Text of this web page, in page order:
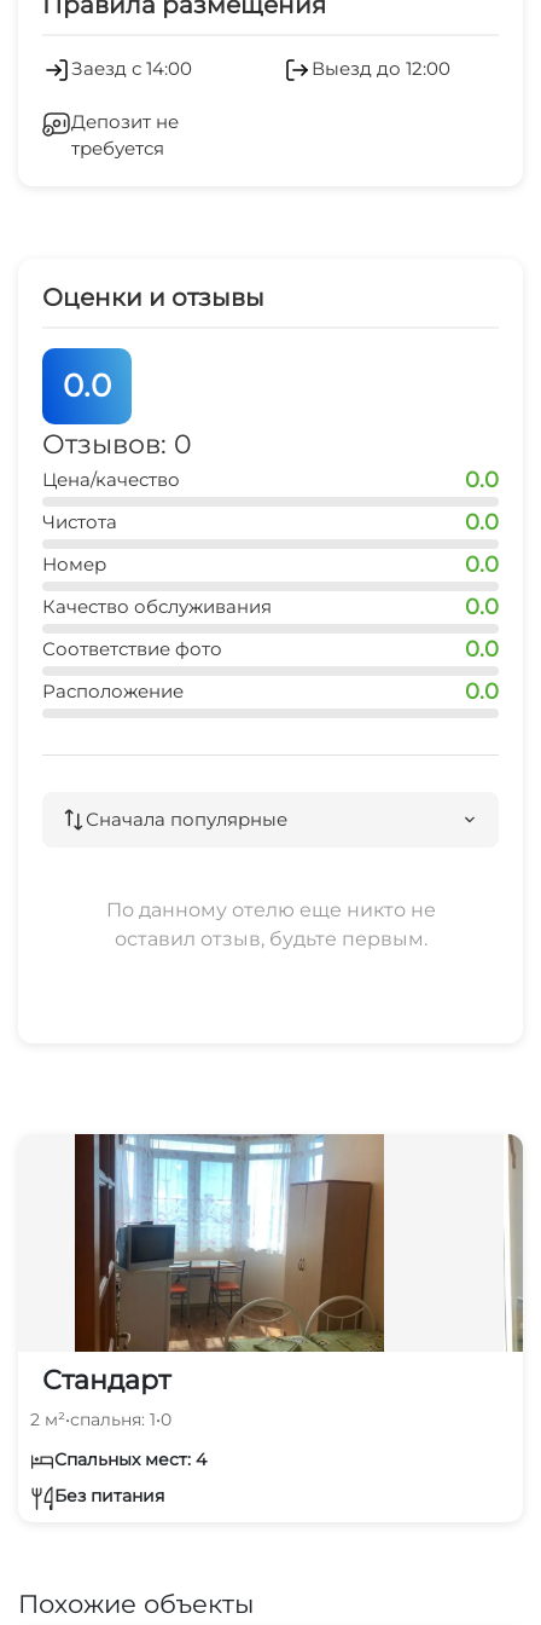
центр развлечений
рынок
магазин продукты
10 мин
Беседка
Заезд с 14:00 Выезд до 12:00
Депозит не
требуется
Оценки и отзывы
0.0
Отзывов: 0
Цена/качество 0.0
Чистота 0.0
Номер 0.0
Качество обслуживания 0.0
Соответствие фото 0.0
Расположение 0.0
Сначала популярные
По данному отелю еще никто не
оставил отзыв, будьте первым.
Стандарт
2 м²•спальня: 1•0
Спальных мест: 4
Без питания
Похожие объекты